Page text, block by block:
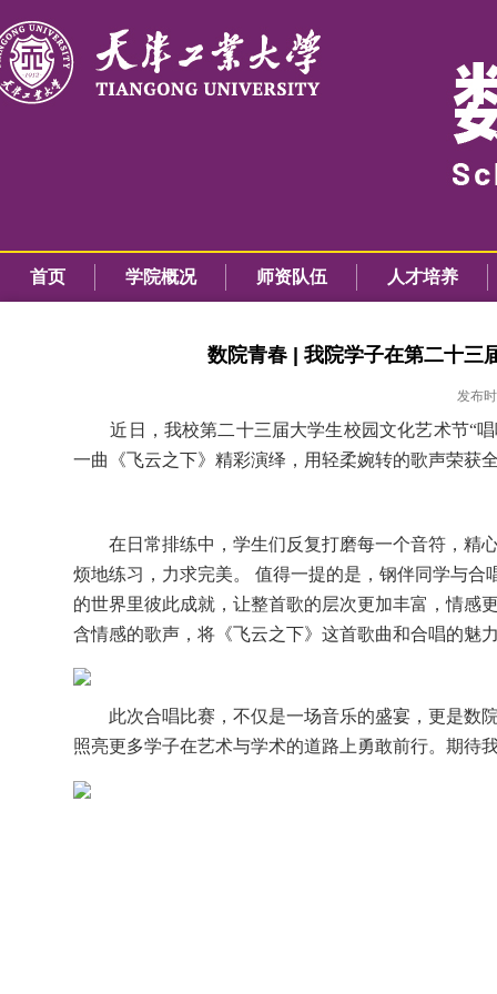
首页 学院概况 师资队伍 人才培养
数院青春 | 我院学子在第二十三
发布
近日，我校第二十三届大学生校园文化艺术节“唱
一曲《飞云之下》精彩演绎，用轻柔婉转的歌声荣获
在日常排练中，学生们反复打磨每一个音符，精
烦地练习，力求完美。 值得一提的是，钢伴同学与
的世界里彼此成就，让整首歌的层次更加丰富，情感
含情感的歌声，将《飞云之下》这首歌曲和合唱的魅
此次合唱比赛，不仅是一场音乐的盛宴，更是数院
照亮更多学子在艺术与学术的道路上勇敢前行。期待